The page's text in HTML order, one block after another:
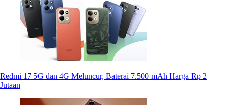
Redmi 17 5G dan 4G Meluncur, Baterai 7.500 mAh Harga Rp 2
Jutaan